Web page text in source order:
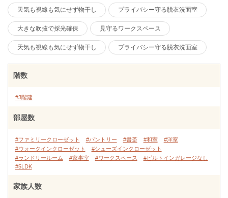
天気も視線も気にせず物干し プライバシー守る脱衣洗面室
大きな吹抜で採光確保 見守るワークスペース
天気も視線も気にせず物干し プライバシー守る脱衣洗面室
階数
#3階建
部屋数
#ファミリークローゼット #パントリー #書斎 #和室
#洋室
#ウォークインクローゼット
#シューズインクローゼット
#ランドリールーム
#家事室 #ワークスペース
#ビルトインガレージなし
#5LDK
家族人数